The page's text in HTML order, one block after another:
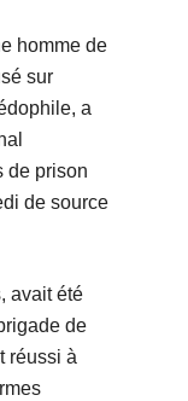
homme de
sur
a
de prison
de source
avait été
de
réussi à